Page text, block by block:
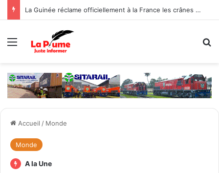
La Guinée réclame officiellement à la France les crânes de Bokar Biro et de ses proches
Menu
Accueil / Monde
Monde
A la Une